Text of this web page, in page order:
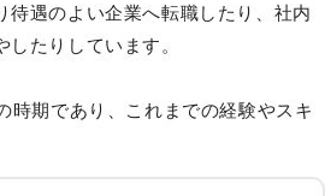
待遇のよい企業へ転職したり、社内
たりしています。
時期であり、これまでの経験やスキ